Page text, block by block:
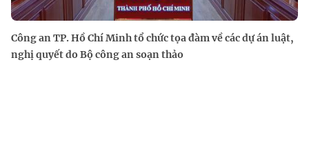
Công an TP. Hồ Chí Minh tổ chức tọa đàm về các dự án luật,
nghị quyết do Bộ công an soạn thảo